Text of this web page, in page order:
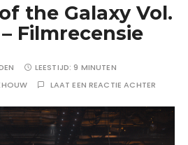
the Galaxy Vol.
Filmrecensie
LEESTIJD: 9 MINUTEN
LAAT EEN REACTIE ACHTER